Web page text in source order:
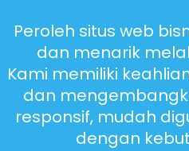
Peroleh situs web
dan menarik
Kami memiliki
dan
responsif, mudah
dengan